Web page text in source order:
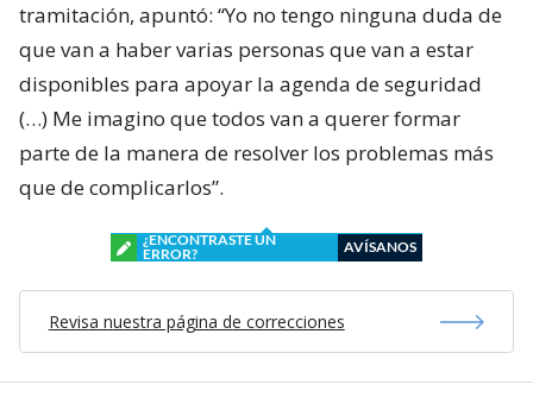
tramitación, apuntó: “Yo no tengo ninguna duda de
que van a haber varias personas que van a estar
disponibles para apoyar la agenda de seguridad
(…) Me imagino que todos van a querer formar
parte de la manera de resolver los problemas más
que de complicarlos”.
¿ENCONTRASTE UN
ERROR?
AVÍSANOS
Revisa nuestra página de correcciones